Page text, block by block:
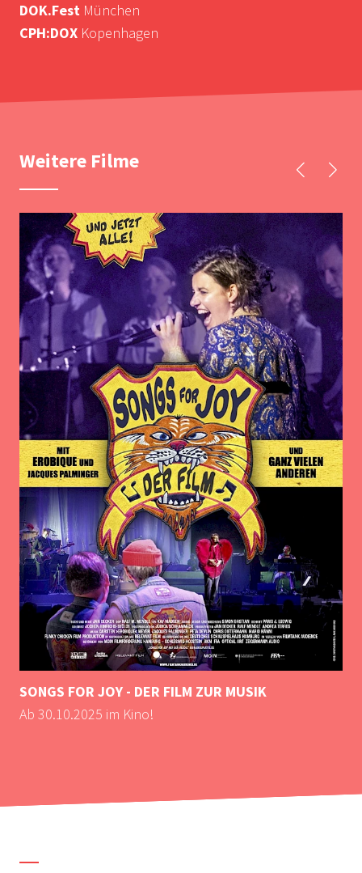
DOK.Fest München
CPH:DOX Kopenhagen
Weitere Filme
SONGS FOR JOY - DER FILM ZUR MUSIK
Ab 30.10.2025 im Kino!